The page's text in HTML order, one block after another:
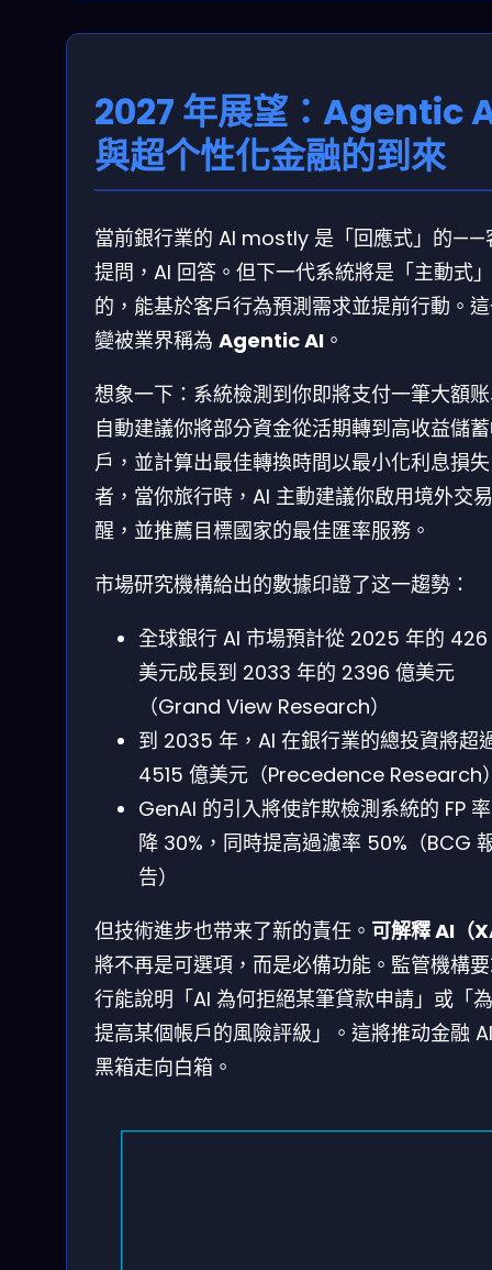
2027 年展望：Agentic
與超个性化金融的到來
當前銀行業的 AI mostly 是「回應式」的——
提問，AI 回答。但下一代系統將是「主動式」
的，能基於客戶行為預測需求並提前行動。
變被業界稱為 Agentic AI 。
想象一下：系統檢測到你即將支付一筆大額
自動建議你將部分資金從活期轉到高收益儲
戶，並計算出最佳轉換時間以最小化利息損
者，當你旅行時，AI 主動建議你啟用境外交
醒，並推薦目標國家的最佳匯率服務。
市場研究機構給出的數據印證了这一趨勢：
全球銀行 AI 市場預計從 2025 年的
美元成長到 2033 年的 2396 億美元
（Grand View Research）
到 2035 年，AI 在銀行業的總投資將超
4515 億美元（Precedence Research
GenAI 的引入將使詐欺檢測系統的 FP
降 30%，同時提高過濾率 50%（BCG
告）
但技術進步也带来了新的責任。 可解釋 AI（
將不再是可選項，而是必備功能。監管機構
行能說明「AI 為何拒絕某筆貸款申請」或「
提高某個帳戶的風險評級」。這將推动金融
黑箱走向白箱。